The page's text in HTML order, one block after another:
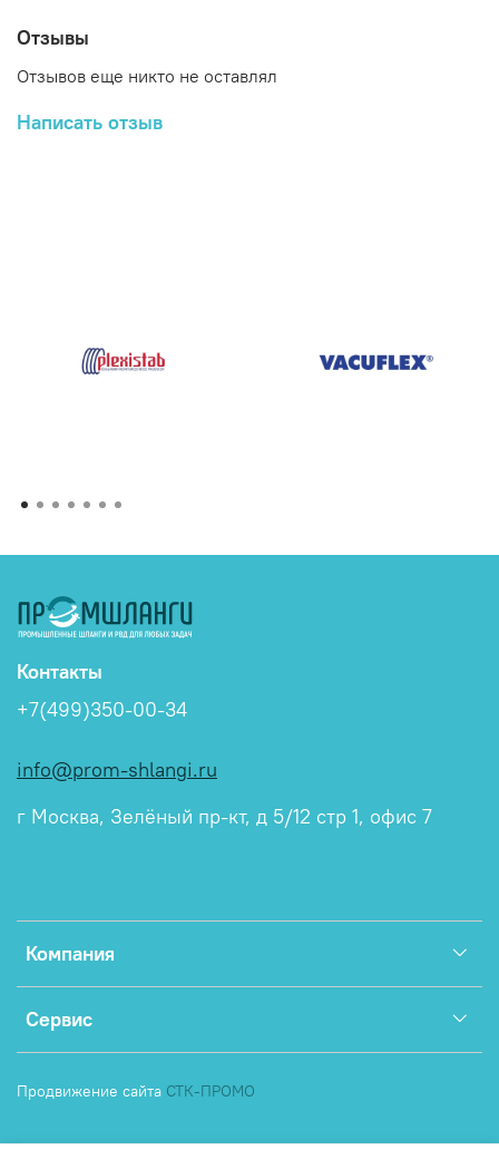
Отзывы
Отзывов еще никто не оставлял
Написать отзыв
Компания
Сервис
Контакты
+7(499)350-00-34
info@prom-shlangi.ru
г Москва, Зелёный пр-кт, д 5/12 стр 1, офис 7
Продвижение сайта СТК-ПРОМО